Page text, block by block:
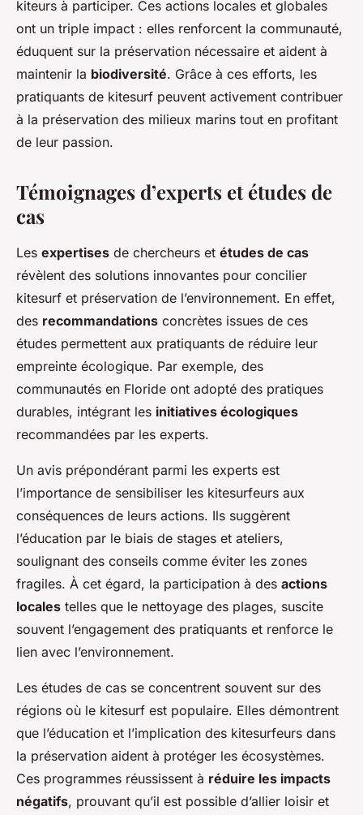
kiteurs à participer. Ces actions locales et globales
ont un triple impact : elles renforcent la communauté,
éduquent sur la préservation nécessaire et aident à
maintenir la biodiversité. Grâce à ces efforts, les
pratiquants de kitesurf peuvent activement contribuer
à la préservation des milieux marins tout en profitant
de leur passion.
Témoignages d’experts et études de
cas
Les expertises de chercheurs et études de cas
révèlent des solutions innovantes pour concilier
kitesurf et préservation de l’environnement. En effet,
des recommandations concrètes issues de ces
études permettent aux pratiquants de réduire leur
empreinte écologique. Par exemple, des
communautés en Floride ont adopté des pratiques
durables, intégrant les initiatives écologiques
recommandées par les experts.
Un avis prépondérant parmi les experts est
l’importance de sensibiliser les kitesurfeurs aux
conséquences de leurs actions. Ils suggèrent
l’éducation par le biais de stages et ateliers,
soulignant des conseils comme éviter les zones
fragiles. À cet égard, la participation à des actions
locales telles que le nettoyage des plages, suscite
souvent l’engagement des pratiquants et renforce le
lien avec l’environnement.
Les études de cas se concentrent souvent sur des
régions où le kitesurf est populaire. Elles démontrent
que l’éducation et l’implication des kitesurfeurs dans
la préservation aident à protéger les écosystèmes.
Ces programmes réussissent à réduire les impacts
négatifs, prouvant qu’il est possible d’allier loisir et